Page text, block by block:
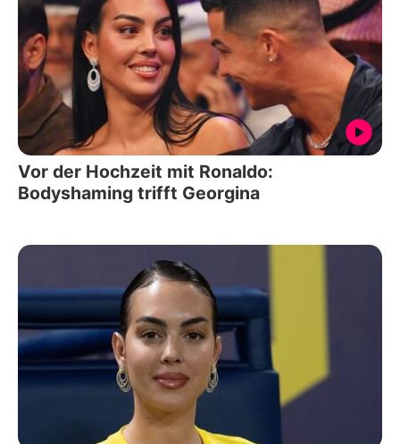
Vor der Hochzeit mit Ronaldo:
Bodyshaming trifft Georgina